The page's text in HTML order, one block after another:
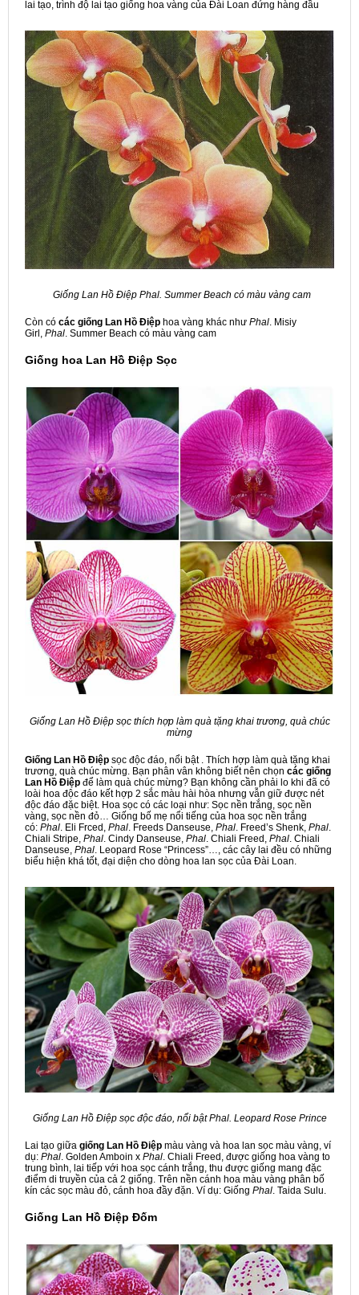
lai tạo, trình độ lai tạo giống hoa vàng của Đài Loan đứng hàng đầu
Giống Lan Hồ Điệp Phal. Summer Beach có màu vàng cam
Còn có các giống Lan Hồ Điệp hoa vàng khác như Phal. Misiy
Girl, Phal. Summer Beach có màu vàng cam
Giống hoa Lan Hồ Điệp Sọc
Giống Lan Hồ Điệp sọc thích hợp làm quà tặng khai trương, quà chúc
mừng
Giống Lan Hồ Điệp sọc độc đáo, nổi bật . Thích hợp làm quà tặng khai
trương, quà chúc mừng. Bạn phân vân không biết nên chọn các giống
Lan Hồ Điệp để làm quà chúc mừng? Bạn không cần phải lo khi đã có
loài hoa độc đáo kết hợp 2 sắc màu hài hòa nhưng vẫn giữ được nét
độc đáo đặc biệt. Hoa sọc có các loại như: Sọc nền trắng, sọc nền
vàng, sọc nền đỏ… Giống bố mẹ nổi tiếng của hoa sọc nền trắng
có: Phal. Eli Frced, Phal. Freeds Danseuse, Phal. Freed’s Shenk, Phal.
Chiali Stripe, Phal. Cindy Danseuse, Phal. Chiali Freed, Phal. Chiali
Danseuse, Phal. Leopard Rose “Princess”…, các cây lai đều có những
biểu hiện khá tốt, đại diện cho dòng hoa lan sọc của Đài Loan.
Giống Lan Hồ Điệp sọc độc đáo, nổi bật Phal. Leopard Rose Prince
Lai tạo giữa giống Lan Hồ Điệp màu vàng và hoa lan sọc màu vàng, ví
dụ: Phal. Golden Amboin x Phal. Chiali Freed, được giống hoa vàng to
trung bình, lai tiếp với hoa sọc cánh trắng, thu được giống mang đặc
điểm di truyền của cả 2 giống. Trên nền cánh hoa màu vàng phân bố
kín các sọc màu đỏ, cánh hoa đầy đặn. Ví dụ: Giống Phal. Taida Sulu.
Giống Lan Hồ Điệp Đốm